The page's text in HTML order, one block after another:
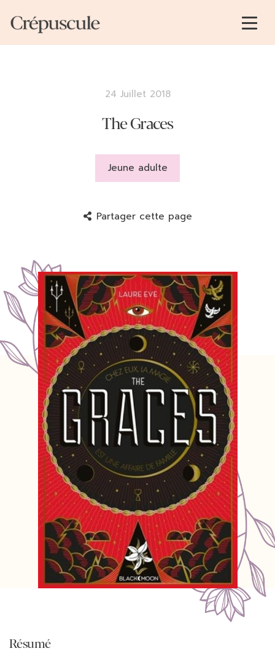
24 Juillet 2018
The Graces
Jeune adulte
Partager cette page
Résumé